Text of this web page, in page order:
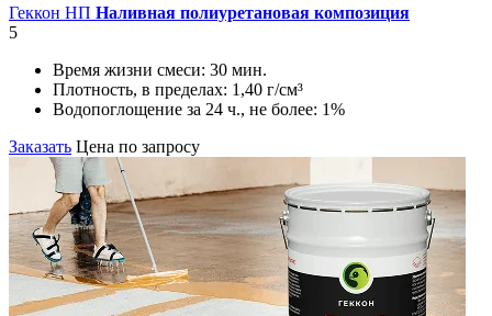
Геккон НП Наливная полиуретановая композиция
5
Время жизни смеси: 30 мин.
Плотность, в пределах: 1,40 г/см³
Водопоглощение за 24 ч., не более: 1%
Заказать Цена по запросу